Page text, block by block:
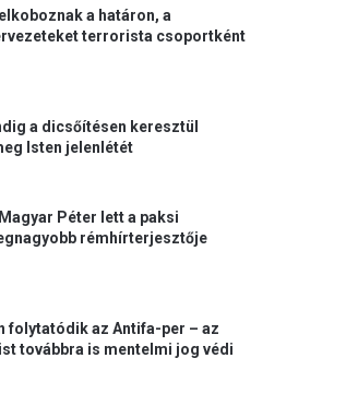
a határon, a
terrorista csoportként
a dicsőítésen keresztül
Isten jelenlétét
Péter lett a paksi
rémhírterjesztője
folytatódik az Antifa-per – az
továbbra is mentelmi jog védi